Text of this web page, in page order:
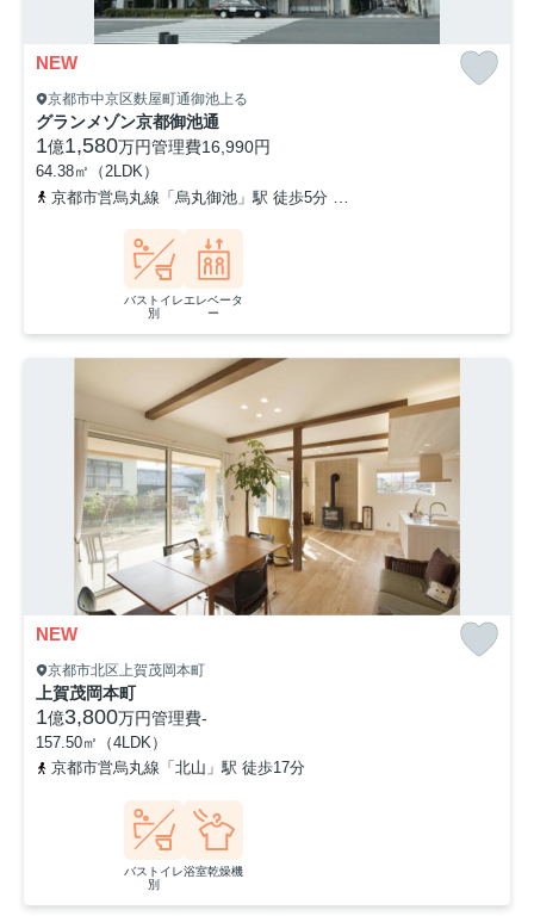
NEW
京都市中京区麩屋町通御池上る
グランメゾン京都御池通
1億1,580万円管理費16,990円
64.38㎡（2LDK）
京都市営烏丸線「烏丸御池」駅 徒歩5分
バストイレ
別
エレベータ
ー
NEW
京都市北区上賀茂岡本町
上賀茂岡本町
1億3,800万円管理費-
157.50㎡（4LDK）
京都市営烏丸線「北山」駅 徒歩17分
バストイレ
別
浴室乾燥機